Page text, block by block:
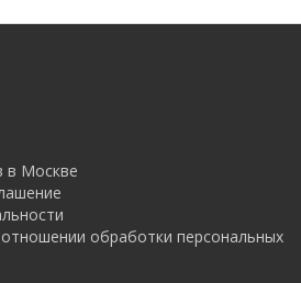
в Москве
обработки персональных